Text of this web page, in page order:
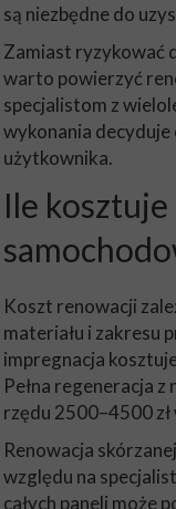
są niezbędne do
Zamiast ryzykować
warto powierzyć
specjalistom z
wykonania
użytkownika.
Ile
Koszt renowacji
materiału i zakresu
impregnacja
Pełna regeneracja
rzędu 2500–4500
Renowacja
względu na
całych paneli może